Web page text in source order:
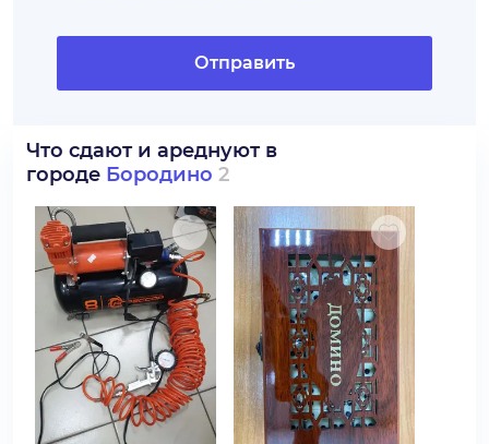
Отправить
Что сдают и ареднуют в
городе Бородино 2